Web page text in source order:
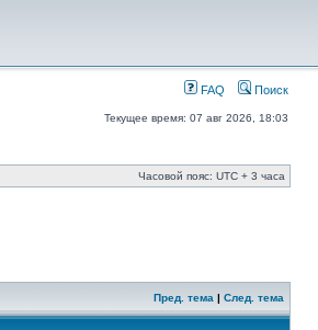
FAQ Поиск
Текущее время: 07 авг 2026, 18:03
Часовой пояс: UTC + 3 часа
Пред. тема | След. тема